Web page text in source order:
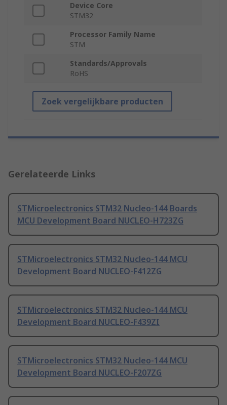
Device Core
STM32
Processor Family Name
STM
Standards/Approvals
RoHS
Zoek vergelijkbare producten
Gerelateerde Links
STMicroelectronics STM32 Nucleo-144 Boards
MCU Development Board NUCLEO-H723ZG
STMicroelectronics STM32 Nucleo-144 MCU
Development Board NUCLEO-F412ZG
STMicroelectronics STM32 Nucleo-144 MCU
Development Board NUCLEO-F439ZI
STMicroelectronics STM32 Nucleo-144 MCU
Development Board NUCLEO-F207ZG